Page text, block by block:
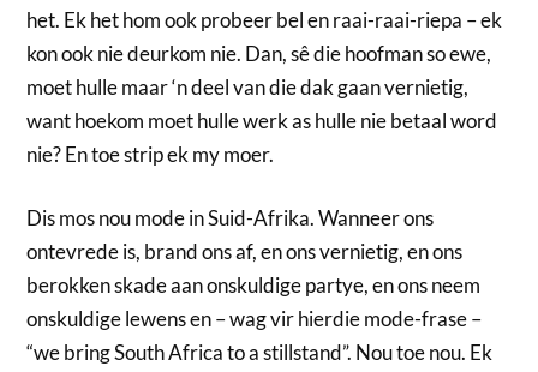
het. Ek het hom ook probeer bel en raai-raai-riepa – ek
kon ook nie deurkom nie. Dan, sê die hoofman so ewe,
moet hulle maar ‘n deel van die dak gaan vernietig,
want hoekom moet hulle werk as hulle nie betaal word
nie? En toe strip ek my moer.
Dis mos nou mode in Suid-Afrika. Wanneer ons
ontevrede is, brand ons af, en ons vernietig, en ons
berokken skade aan onskuldige partye, en ons neem
onskuldige lewens en – wag vir hierdie mode-frase –
“we bring South Africa to a stillstand”. Nou toe nou. Ek